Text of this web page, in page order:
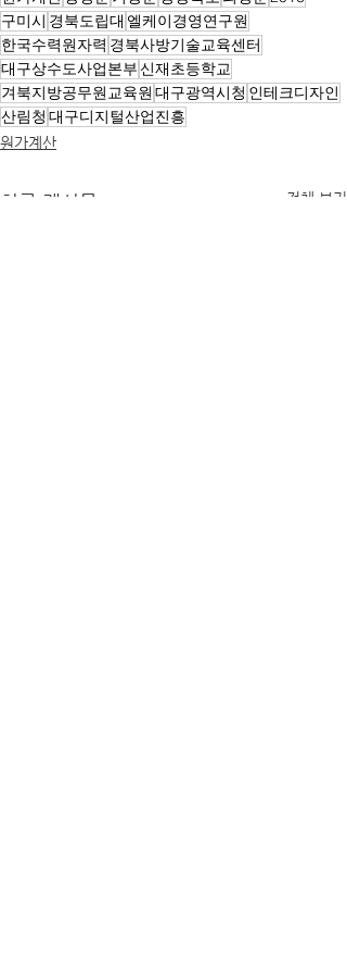
구미시 경북도립대 엘케이경영연구원
한국수력원자력 경북사방기술교육센터
대구상수도사업본부 신재초등학교
겨북지방공무원교육원 대구광역시청 인테크디자인
산림청 대구디지털산업진흥
원가계산
최근 게시물 전체 보기